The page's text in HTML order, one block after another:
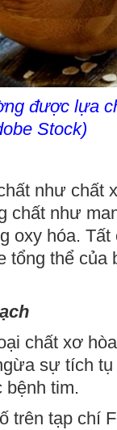
được lựa
Stock)
như chất
chất như
oxy hóa.
tổng thể của
chất xơ
sự tích
bệnh tim.
trên tạp chí